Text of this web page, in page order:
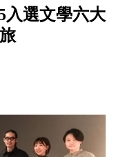
入選文學六大